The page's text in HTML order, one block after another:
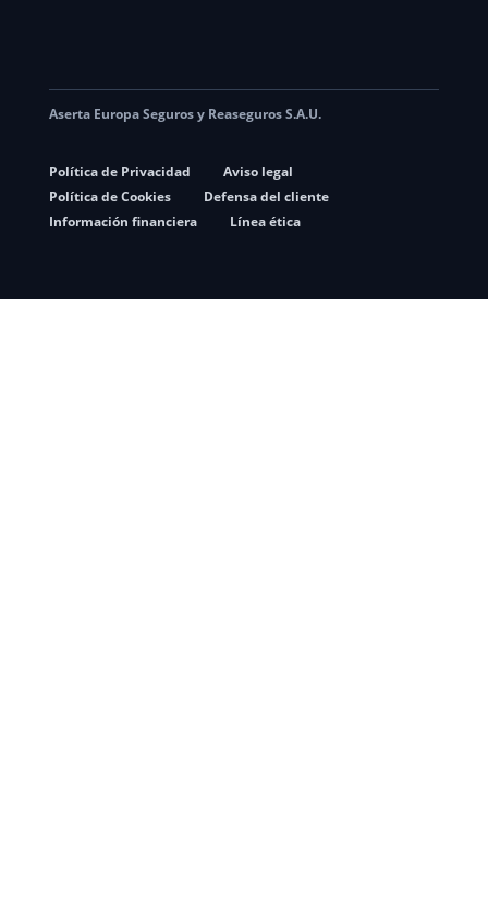
Aserta Europa Seguros y Reaseguros S.A.U.
Política de Privacidad
Aviso legal
Política de Cookies
Defensa del cliente
Información financiera
Línea ética